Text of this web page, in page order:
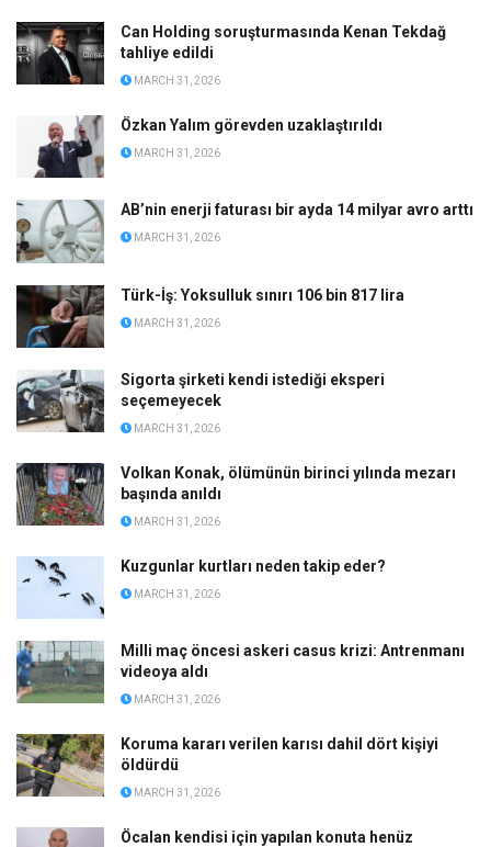
Can Holding soruşturmasında Kenan Tekdağ
tahliye edildi
MARCH 31, 2026
Özkan Yalım görevden uzaklaştırıldı
MARCH 31, 2026
AB’nin enerji faturası bir ayda 14 milyar avro arttı
MARCH 31, 2026
Türk-İş: Yoksulluk sınırı 106 bin 817 lira
MARCH 31, 2026
Sigorta şirketi kendi istediği eksperi
seçemeyecek
MARCH 31, 2026
Volkan Konak, ölümünün birinci yılında mezarı
başında anıldı
MARCH 31, 2026
Kuzgunlar kurtları neden takip eder?
MARCH 31, 2026
Milli maç öncesi askeri casus krizi: Antrenmanı
videoya aldı
MARCH 31, 2026
Koruma kararı verilen karısı dahil dört kişiyi
öldürdü
MARCH 31, 2026
Öcalan kendisi için yapılan konuta henüz